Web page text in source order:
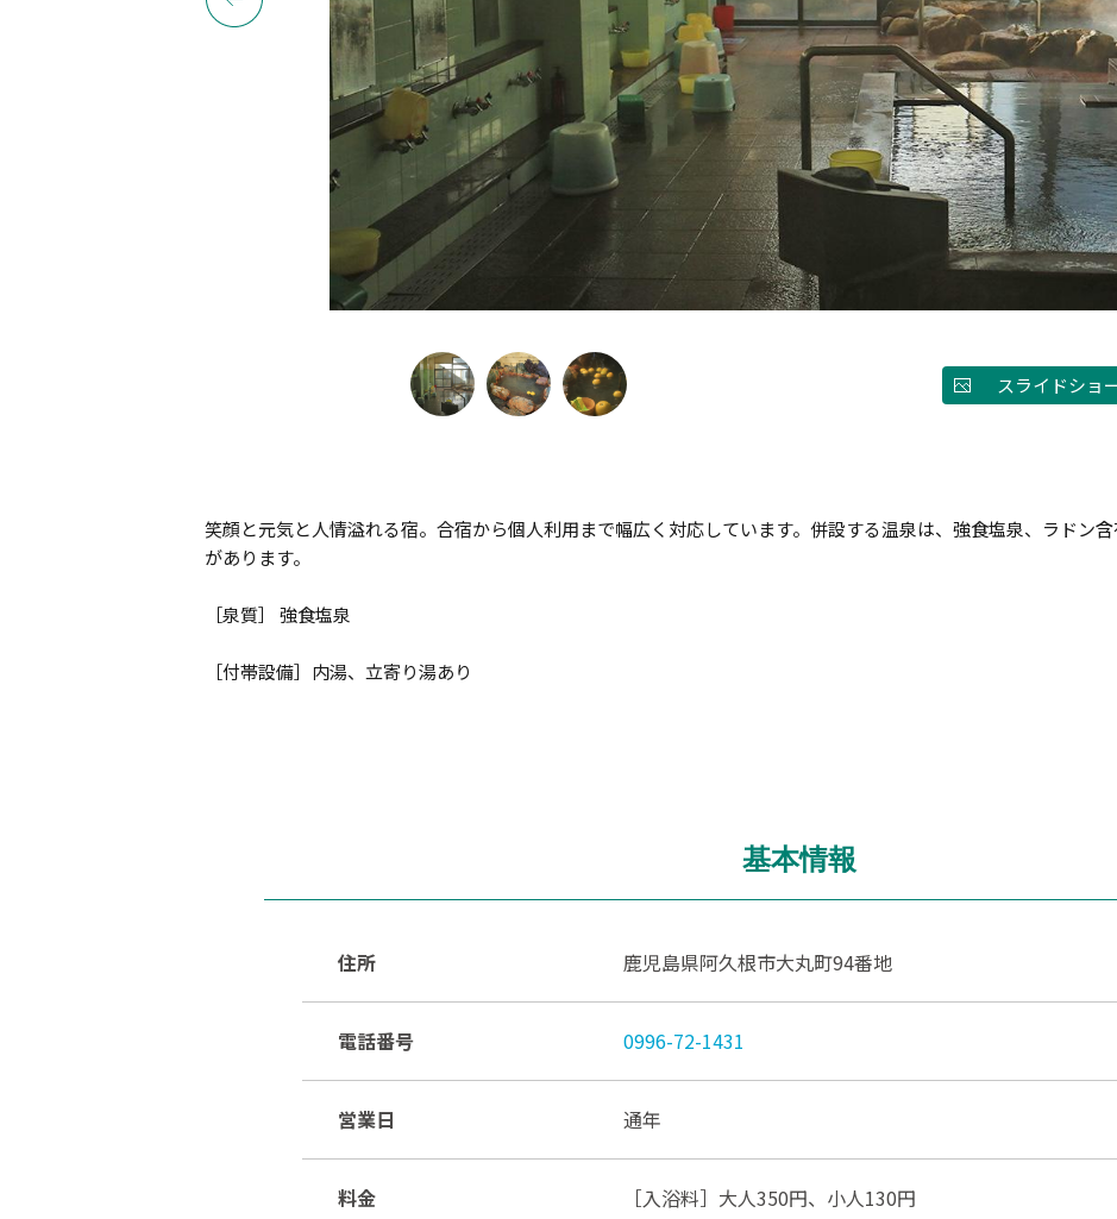
スライドショ
笑顔と元気と人情溢れる宿。合宿から個人利用まで幅広く対応しています。併設する温泉は、強食塩泉、ラドン
があります。
［泉質］ 強食塩泉
［付帯設備］内湯、立寄り湯あり
基本情報
住所 鹿児島県阿久根市大丸町94番地
電話番号 0996-72-1431
営業日 通年
料金 ［入浴料］大人350円、小人130円